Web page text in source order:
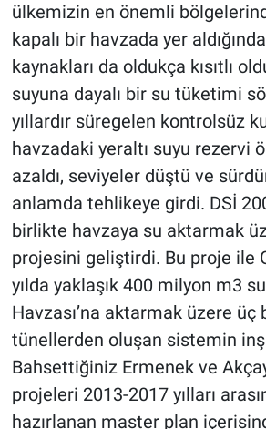
ülkemizin en önemli
kapalı bir havzada yer
kaynakları da oldukça kısıtlı
suyuna dayalı bir su tüketimi
yıllardır süregelen kontrolsüz
havzadaki yeraltı suyu rezervi
azaldı, seviyeler düştü ve
anlamda tehlikeye girdi. DSİ
birlikte havzaya su aktarmak
projesini geliştirdi. Bu proje ile
yılda yaklaşık 400 milyon m3
Havzası’na aktarmak üzere üç
tünellerden oluşan sistemin
Bahsettiğiniz Ermenek ve
projeleri 2013-2017 yılları
hazırlanan master plan